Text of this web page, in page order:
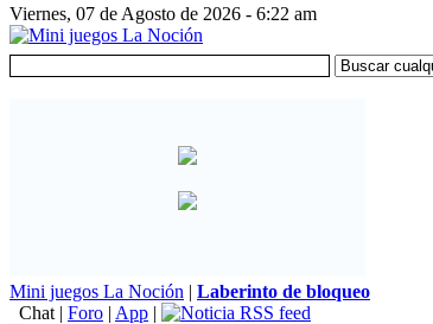
Viernes, 07 de Agosto de 2026 - 6:22 am
Mini juegos La Noción | Laberinto de bloqueo
Chat | Foro | App |